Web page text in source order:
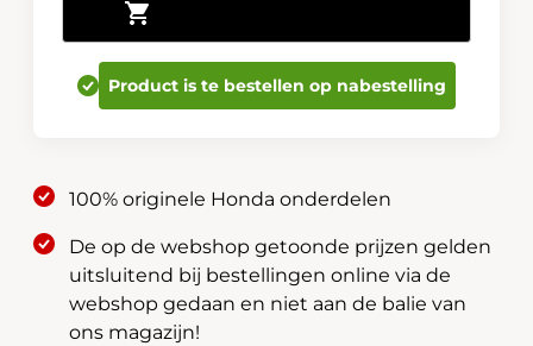
e:HEV
Hybrid
Rubberen
en
08P17-
3M0-
610
aantal
Toevoegen aan winkelwagen
Product is te bestellen op nabestelling
100% originele Honda onderdelen
De op de webshop getoonde prijzen gelden
uitsluitend bij bestellingen online via de
webshop gedaan en niet aan de balie van
ons magazijn!